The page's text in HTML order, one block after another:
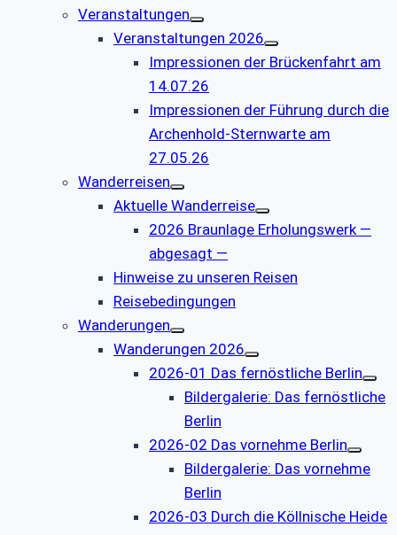
Veranstaltungen
Veranstaltungen 2026
Impressionen der Brückenfahrt am
14.07.26
Impressionen der Führung durch die
Archenhold-Sternwarte am
27.05.26
Wanderreisen
Aktuelle Wanderreise
2026 Braunlage Erholungswerk —
abgesagt —
Hinweise zu unseren Reisen
Reisebedingungen
Wanderungen
Wanderungen 2026
2026-01 Das fernöstliche Berlin
Bildergalerie: Das fernöstliche
Berlin
2026-02 Das vornehme Berlin
Bildergalerie: Das vornehme
Berlin
2026-03 Durch die Köllnische Heide